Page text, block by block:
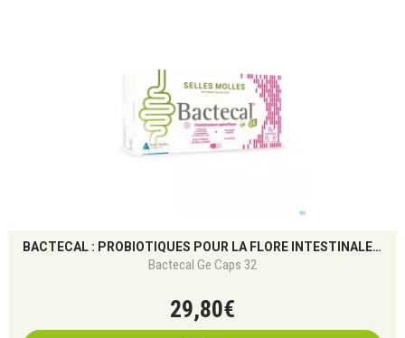
BACTECAL : PROBIOTIQUES POUR LA FLORE INTESTINALE ET L’IMMUNITÉ
Bactecal Ge Caps 32
29,80€